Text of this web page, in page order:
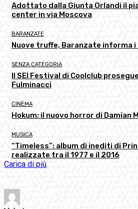
Adottato dalla Giunta Orlandi il
center in via Moscova
BARANZATE
Nuove truffe, Baranzate informa
SENZA CATEGORIA
Il SEI Festival di Coolclub
Fulminacci
CINEMA
Hokum: il nuovo horror di Damian
MUSICA
“Timeless”: album di inediti di
realizzate tra il 1977 e il 2016
Carica di più